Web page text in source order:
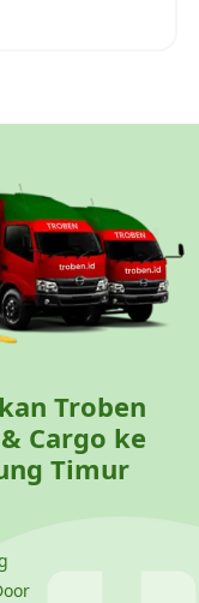
Troben
Cargo ke
Timur